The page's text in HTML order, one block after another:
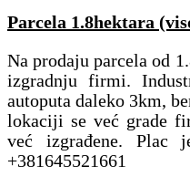
Parcela 1.8hektara
Na prodaju parcela od
izgradnju firmi.
autoputa daleko 3km,
lokaciji se već grade
već izgrađene. Plac
+381645521661